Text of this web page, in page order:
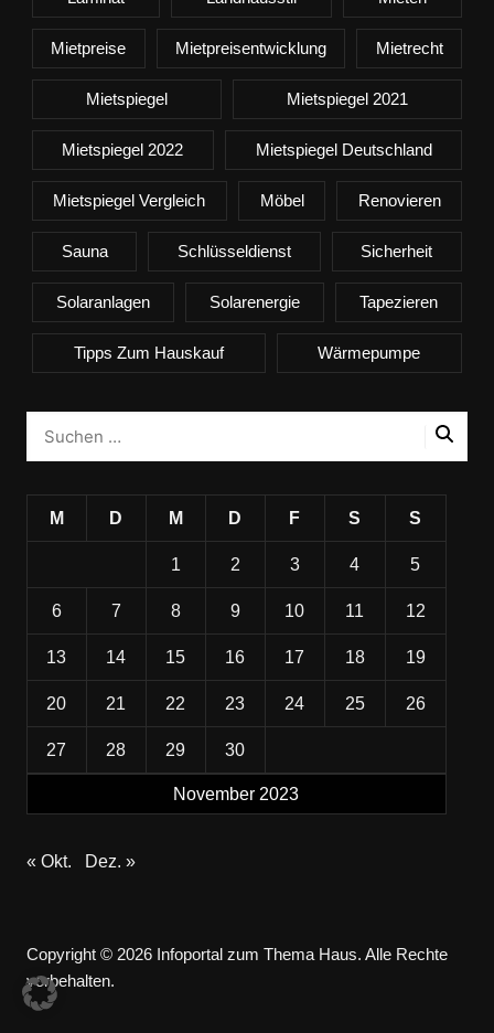
Mietpreise Mietpreisentwicklung Mietrecht
Mietspiegel Mietspiegel 2021
Mietspiegel 2022 Mietspiegel Deutschland
Mietspiegel Vergleich Möbel Renovieren
Sauna Schlüsseldienst Sicherheit
Solaranlagen Solarenergie Tapezieren
Tipps Zum Hauskauf Wärmepumpe
November 2023
M D M D F S S
1 2 3 4 5
6 7 8 9 10 11 12
13 14 15 16 17 18 19
20 21 22 23 24 25 26
27 28 29 30
« Okt. Dez. »
Copyright © 2026 Infoportal zum Thema Haus. Alle Rechte
vorbehalten.